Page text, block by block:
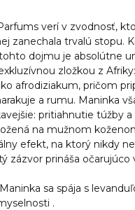
verí v zvodnosť,
zanechala trvalú stopu.
dojmu je absolútne
zložkou z
afrodiziakum, pričom
a rumu. Maninka
pritiahnutie túžby a
na mužnom
efekt, na ktorý nikdy
zázvor prináša očarujúco
sa spája s
.